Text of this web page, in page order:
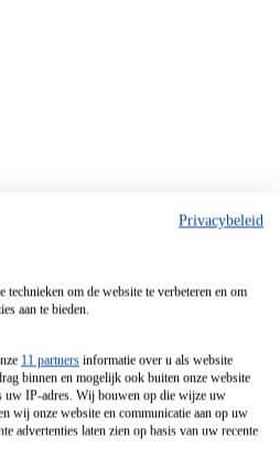
Privacybeleid
om de website te verbeteren en om
aan te bieden.
11 partners informatie over u als website
binnen en mogelijk ook buiten onze website
uw IP-adres. Wij bouwen op die wijze uw
wij onze website en communicatie aan op uw
advertenties laten zien op basis van uw recente